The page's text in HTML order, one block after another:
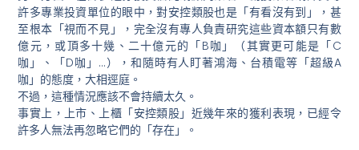
許多專業投資單位的眼中，對安控類股也是「有看沒有到」，甚
至根本「視而不見」，完全沒有專人負責研究這些資本額只有數
億元，或頂多十幾、二十億元的「B咖」（其實更可能是「C
咖」、「D咖」…），和隨時有人盯著鴻海、台積電等「超級A
咖」的態度，大相逕庭。
不過，這種情況應該不會持續太久。
事實上，上市、上櫃「安控類股」近幾年來的獲利表現，已經令
許多人無法再忽略它們的「存在」。